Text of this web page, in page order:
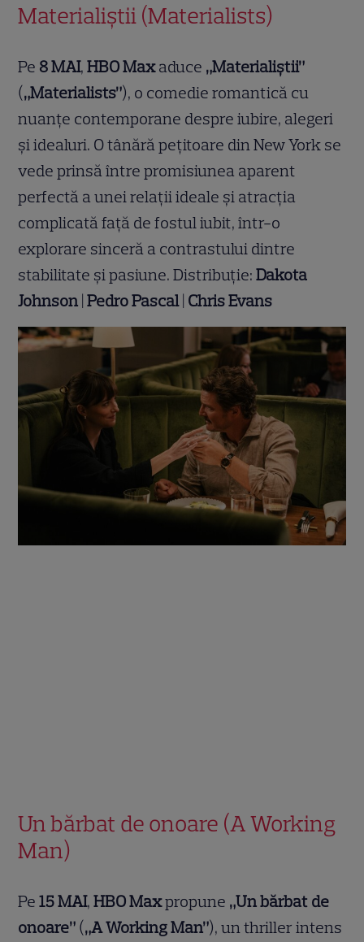
Materialiștii (Materialists)
Pe 8 MAI,HBO Maxaduce „Materialiștii”
(„Materialists”), o comedie romantică cu
nuanțe contemporane despre iubire, alegeri
și idealuri. O tânără pețitoare din New York se
vede prinsă între promisiunea aparent
perfectă a unei relații ideale și atracția
complicată față de fostul iubit, într-o
explorare sinceră a contrastului dintre
stabilitate și pasiune. Distribuție:Dakota
Johnson |Pedro Pascal| Chris Evans
Un bărbat de onoare (A Working
Man)
Pe15 MAI,HBO Maxpropune „Un bărbat de
onoare” („A Working Man”), un thriller intens